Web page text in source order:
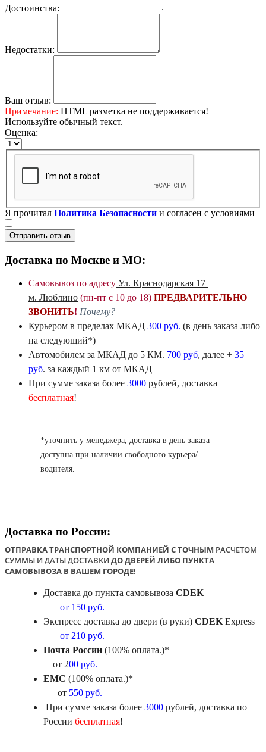
Достоинства:
Недостатки:
Ваш отзыв:
Примечание: HTML разметка не поддерживается!
Используйте обычный текст.
Оценка:
Я прочитал Политика Безопасности и согласен с условиями
Отправить отзыв
Доставка по Москве и МО:
Самовывоз по адресу Ул. Краснодарская 17
м. Люблино (пн-пт с 10 до 18) ПРЕДВАРИТЕЛЬНО
ЗВОНИТЬ! Почему?
Курьером в пределах МКАД 300 руб. (в день заказа либо
на следующий*)
Автомобилем за МКАД до 5 КМ. 700 руб, далее + 35
руб. за каждый 1 км от МКАД
При сумме заказа более 3000 рублей, доставка
бесплатная!
*уточнить у менеджера, доставка в день заказа
доступна при наличии свободного курьера/
водителя.
Доставка по России:
ОТПРАВКА ТРАНСПОРТНОЙ КОМПАНИЕЙ С ТОЧНЫМ РАСЧЕТОМ
СУММЫ И ДАТЫ ДОСТАВКИ ДО ДВЕРЕЙ ЛИБО ПУНКТА
САМОВЫВОЗА В ВАШЕМ ГОРОДЕ!
Доставка до пункта самовывоза CDEK
от 150 руб.
Экспресс доставка до двери (в руки) CDEK Express
от 210 руб.
Почта России (100% оплата.)*
от 200 руб.
ЕМС (100% оплата.)*
от 550 руб.
При сумме заказа более 3000 рублей, доставка по
России бесплатная!